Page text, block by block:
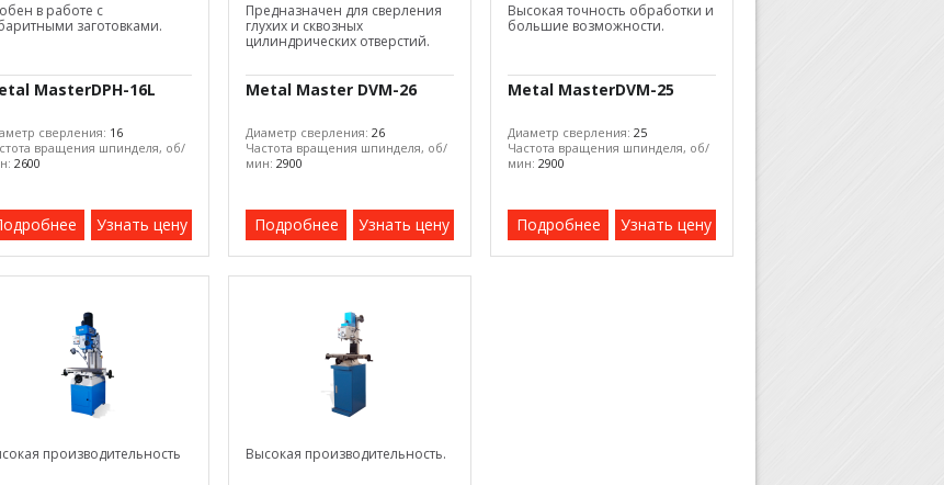
в работе с
заготовками.
MasterDPH-16L
сверления: 16
вращения шпинделя, об/
2600
Узнать цену
Предназначен для сверления
глухих и сквозных
цилиндрических отверстий.
Metal Master DVM-26
Диаметр сверления: 26
Частота вращения шпинделя, об/
мин: 2900
Подробнее Узнать цену
Высокая точность обработки и
большие возможности.
Metal MasterDVM-25
Диаметр сверления: 25
Частота вращения шпинделя, об/
мин: 2900
Подробнее Узнать цену
производительность Высокая производительность.